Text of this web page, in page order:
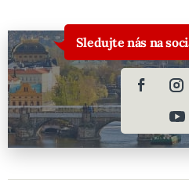
Sledujte nás na